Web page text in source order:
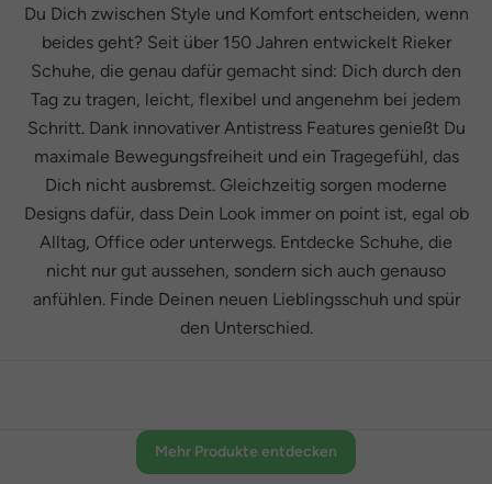
Du Dich zwischen Style und Komfort entscheiden, wenn
beides geht? Seit über 150 Jahren entwickelt Rieker
Schuhe, die genau dafür gemacht sind: Dich durch den
Tag zu tragen, leicht, flexibel und angenehm bei jedem
Schritt. Dank innovativer Antistress Features genießt Du
maximale Bewegungsfreiheit und ein Tragegefühl, das
Dich nicht ausbremst. Gleichzeitig sorgen moderne
Designs dafür, dass Dein Look immer on point ist, egal ob
Alltag, Office oder unterwegs. Entdecke Schuhe, die
nicht nur gut aussehen, sondern sich auch genauso
anfühlen. Finde Deinen neuen Lieblingsschuh und spür
den Unterschied.
Mehr Produkte entdecken